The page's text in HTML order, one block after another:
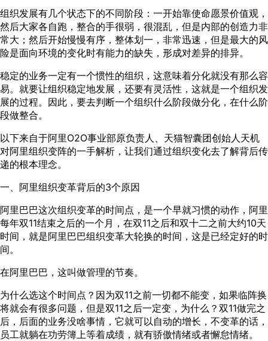
组织发展有几个状态下的不同阶段：一开始靠使命愿景价值观，
然后大家各自跑，整合的手很弱，很混乱，但是内部的创造力非
常大；然后开始慢慢有序，整体划一，非常迅速，但是最大的风
险是面向环境的变化时有能力的缺失，形成对差异的排异。
稳定的业务一定有一个惯性的组织，这意味着分化就没有那么容
易。就要让组织稳定地发展，还要有灵活性，这就是一个组织发
展的过程。因此，要去判断一个组织什么阶段做分化，在什么阶
段做整合。
以下来自于阿里O2O事业部原负责人、天猫智囊团创始人天机
对阿里组织变阵的一手解析，让我们通过组织变化去了解背后传
递的根本理念。
一、阿里组织变革背后的3个原因
阿里巴巴这次组织变革的时间点，是一个早就习惯的动作，阿里
每年双11结束之后的一个月，在双11之后和双十二之前大约10天
时间，就是阿里巴巴组织变革大轮换的时间，这是已经定好的时
间。
在阿里巴巴，这叫做管理的节奏。
为什么选这个时间点？因为双11之前一切都不能变，如果临阵换
将就会有很多问题，但是双11之后一定变，为什么？双11做完之
后，后面的业务没啥事情，它就可以自动的增长，不变革的话，
员工就躺在功劳簿上等着成绩，就有骄傲情绪或者懈怠情绪。